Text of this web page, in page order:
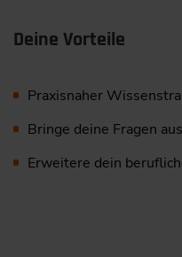
Deine Vorteile
Praxisnaher
Bringe deine Fragen
Erweitere dein